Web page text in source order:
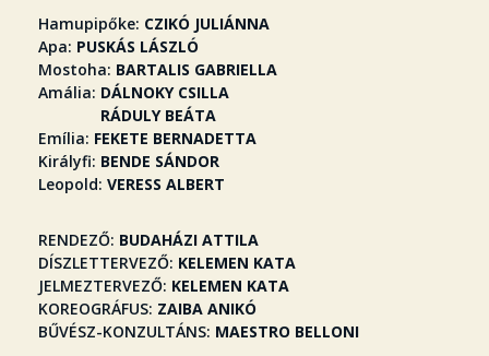
Hamupipőke CZIKÓ JULIÁNNA
Apa PUSKÁS LÁSZLÓ
Mostoha BARTALIS GABRIELLA
Amália DÁLNOKY CSILLA
RÁDULY BEÁTA
Emília FEKETE BERNADETTA
Királyfi BENDE SÁNDOR
Leopold VERESS ALBERT
RENDEZŐ BUDAHÁZI ATTILA
DÍSZLETTERVEZŐ KELEMEN KATA
JELMEZTERVEZŐ KELEMEN KATA
KOREOGRÁFUS ZAIBA ANIKÓ
BŰVÉSZ-KONZULTÁNS MAESTRO BELLONI